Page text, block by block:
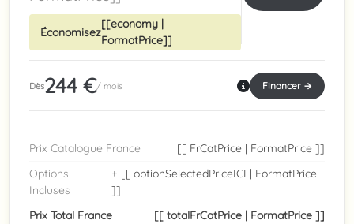
Économisez
[[economy |
FormatPrice]]
Dès244 €/ mois Financer →
Prix Catalogue France
[[ FrCatPrice | FormatPrice ]]
Options
Incluses
+ [[ optionSelectedPriceICI | FormatPrice
]]
Prix Total France
[[ totalFrCatPrice | FormatPrice ]]